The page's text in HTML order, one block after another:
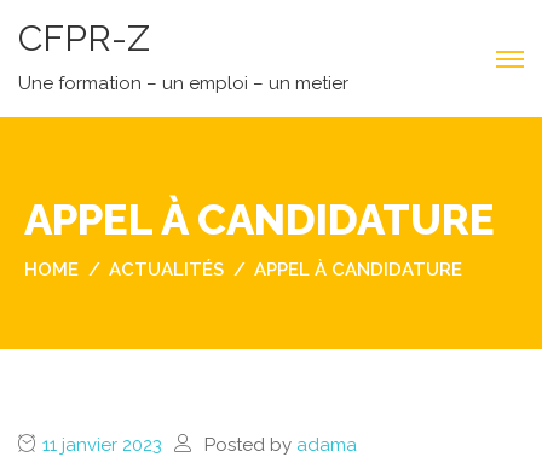
CFPR-Z
Une formation – un emploi – un metier
APPEL À CANDIDATURE
HOME ACTUALITÉS APPEL À CANDIDATURE
11 janvier 2023 Posted by adama